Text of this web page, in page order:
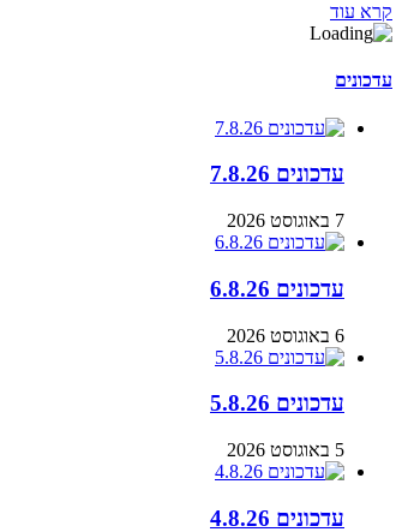
קרא עוד
עדכונים
עדכונים 7.8.26
7 באוגוסט 2026
עדכונים 6.8.26
6 באוגוסט 2026
עדכונים 5.8.26
5 באוגוסט 2026
עדכונים 4.8.26